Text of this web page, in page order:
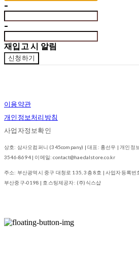
-
-
재입고 시 알림
신청하기
이용약관
개인정보처리방침
사업자정보확인
상호: 삼사오컴퍼니 (345company) | 대표: 홍선우 | 개인정
3546-8694 | 이메일: contact@haedalstore.co.kr
주소: 부산광역시 중구 대청로 135, 3층 8호 | 사업자등록번
부산중구-0198 | 호스팅제공자: (주)식스샵